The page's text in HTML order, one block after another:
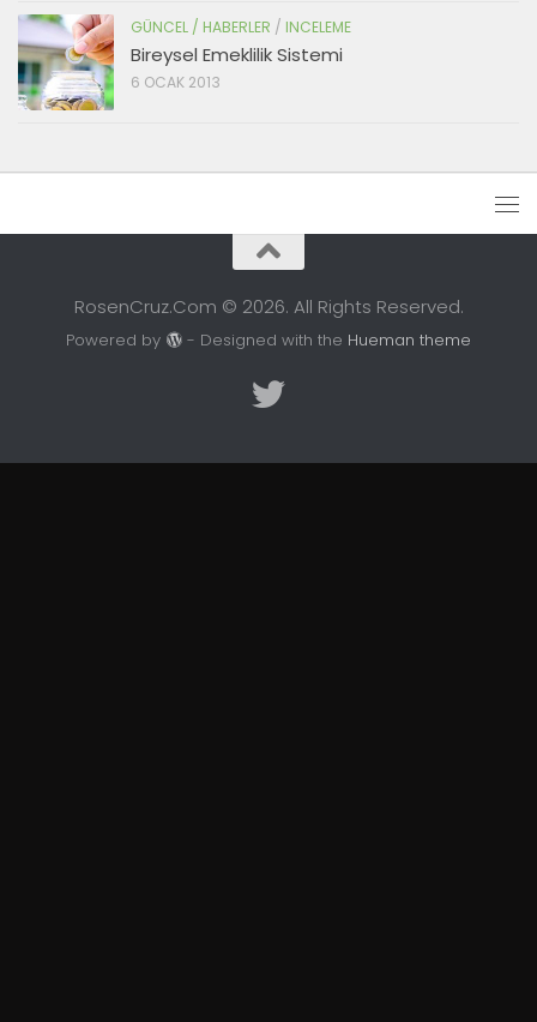
GÜNCEL / HABERLER / INCELEME
Bireysel Emeklilik Sistemi
6 OCAK 2013
RosenCruz.Com © 2026. All Rights Reserved.
Powered by - Designed with the Hueman theme